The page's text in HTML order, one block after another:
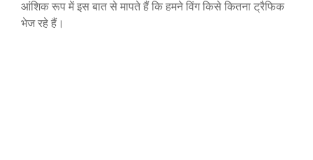
आंशिक रूप में इस बात से मापते हैं कि हमने विंग किसे कितना ट्रैफिक
भेज रहे हैं।